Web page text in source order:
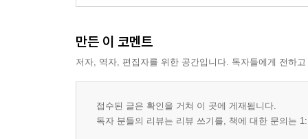
만든 이 코멘트
저자, 역자, 편집자를 위한 공간입니다. 독자들에게 전하
접수된 글은 확인을 거쳐 이 곳에 게재됩니다.
독자 분들의 리뷰는 리뷰 쓰기를, 책에 대한 문의는